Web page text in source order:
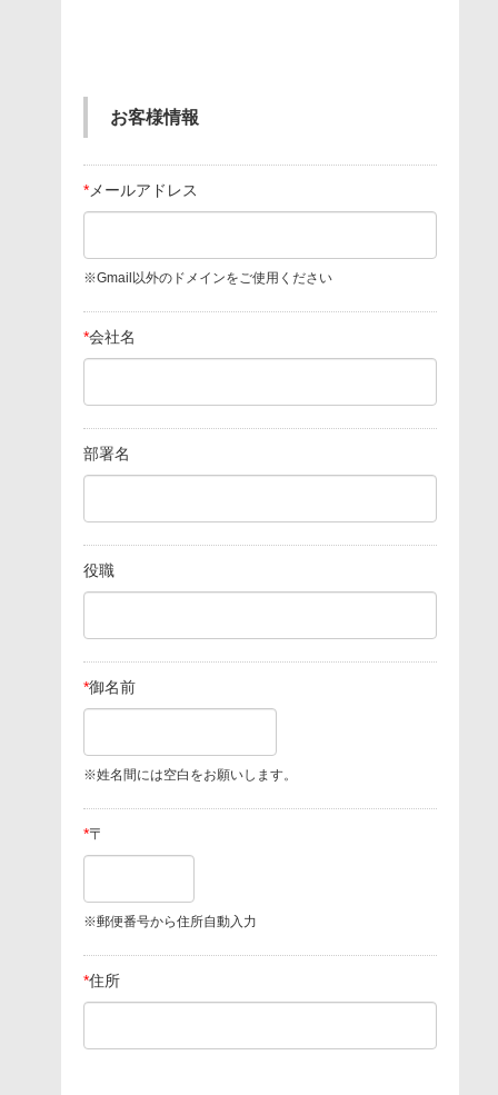
お客様情報
* メールアドレス
※Gmail以外のドメインをご使用ください
*会社名
部署名
役職
*御名前
※姓名間には空白をお願いします。
*〒
※郵便番号から住所自動入力
*住所